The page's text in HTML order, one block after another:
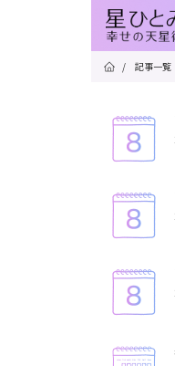
/ 記事一覧